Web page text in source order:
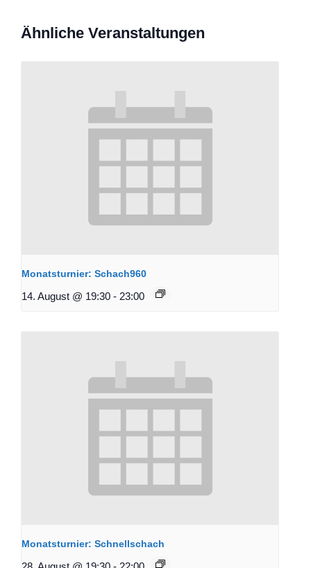
Ähnliche Veranstaltungen
Monatsturnier: Schach960
14. August @ 19:30 - 23:00
Monatsturnier: Schnellschach